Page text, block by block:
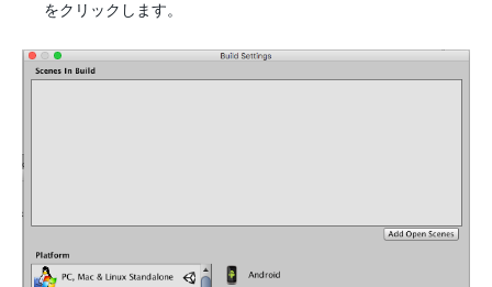
をクリックします。